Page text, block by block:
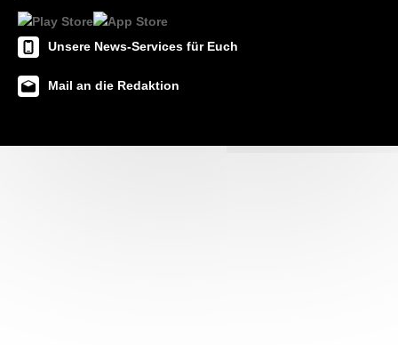
Unsere News-Services für Euch
Mail an die Redaktion